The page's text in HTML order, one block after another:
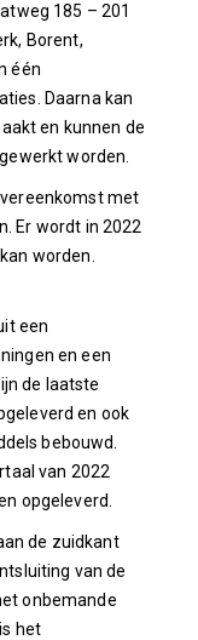
185 – 201
Borent,
één
Daarna kan
en kunnen de
worden.
met
Er wordt in 2022
worden.
een
en een
de laatste
en ook
bebouwd.
van 2022
opgeleverd.
de zuidkant
van de
onbemande
het